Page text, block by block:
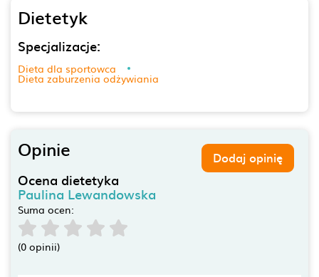
Dietetyk
Specjalizacje:
Dieta dla sportowca
Dieta zaburzenia odżywiania
Opinie Dodaj opinię
Ocena dietetyka
Paulina Lewandowska
Suma ocen:
(0 opinii)